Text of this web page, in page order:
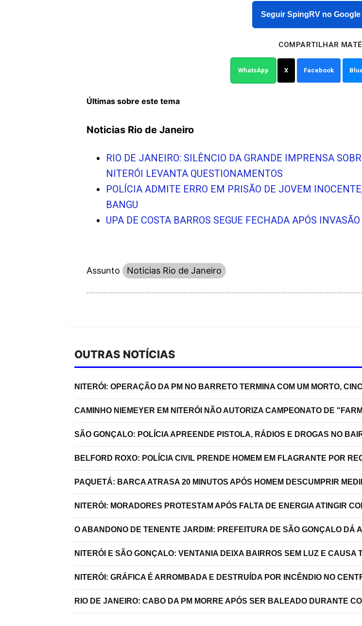
Seguir SpingRV no
COMPARTILHAR
WhatsApp X Facebook
Últimas sobre este tema
Noticias Rio de Janeiro
RIO DE JANEIRO: SILÊNCIO DA GRANDE IMPRENSA
NITERÓI LEVANTA QUESTIONAMENTOS
POLÍCIA ADMITE ERRO EM PRISÃO DE JOVEM
BANGU
UPA DE COSTA BARROS SEGUE FECHADA APÓS
Assunto Noticias Rio de Janeiro
OUTRAS NOTÍCIAS
NITERÓI: OPERAÇÃO DA PM NO BARRETO TERMINA COM UM MORTO,
CAMINHO NIEMEYER EM NITERÓI NÃO AUTORIZA CAMPEONATO DE
SÃO GONÇALO: POLÍCIA APREENDE PISTOLA, RÁDIOS E DROGAS NO
BELFORD ROXO: POLÍCIA CIVIL PRENDE HOMEM EM FLAGRANTE POR
PAQUETÁ: BARCA ATRASA 20 MINUTOS APÓS HOMEM DESCUMPRIR
NITERÓI: MORADORES PROTESTAM APÓS FALTA DE ENERGIA ATINGIR
O ABANDONO DE TENENTE JARDIM: PREFEITURA DE SÃO GONÇALO DÁ
NITERÓI E SÃO GONÇALO: VENTANIA DEIXA BAIRROS SEM LUZ E CAUSA
NITERÓI: GRÁFICA É ARROMBADA E DESTRUÍDA POR INCÊNDIO NO
RIO DE JANEIRO: CABO DA PM MORRE APÓS SER BALEADO DURANTE